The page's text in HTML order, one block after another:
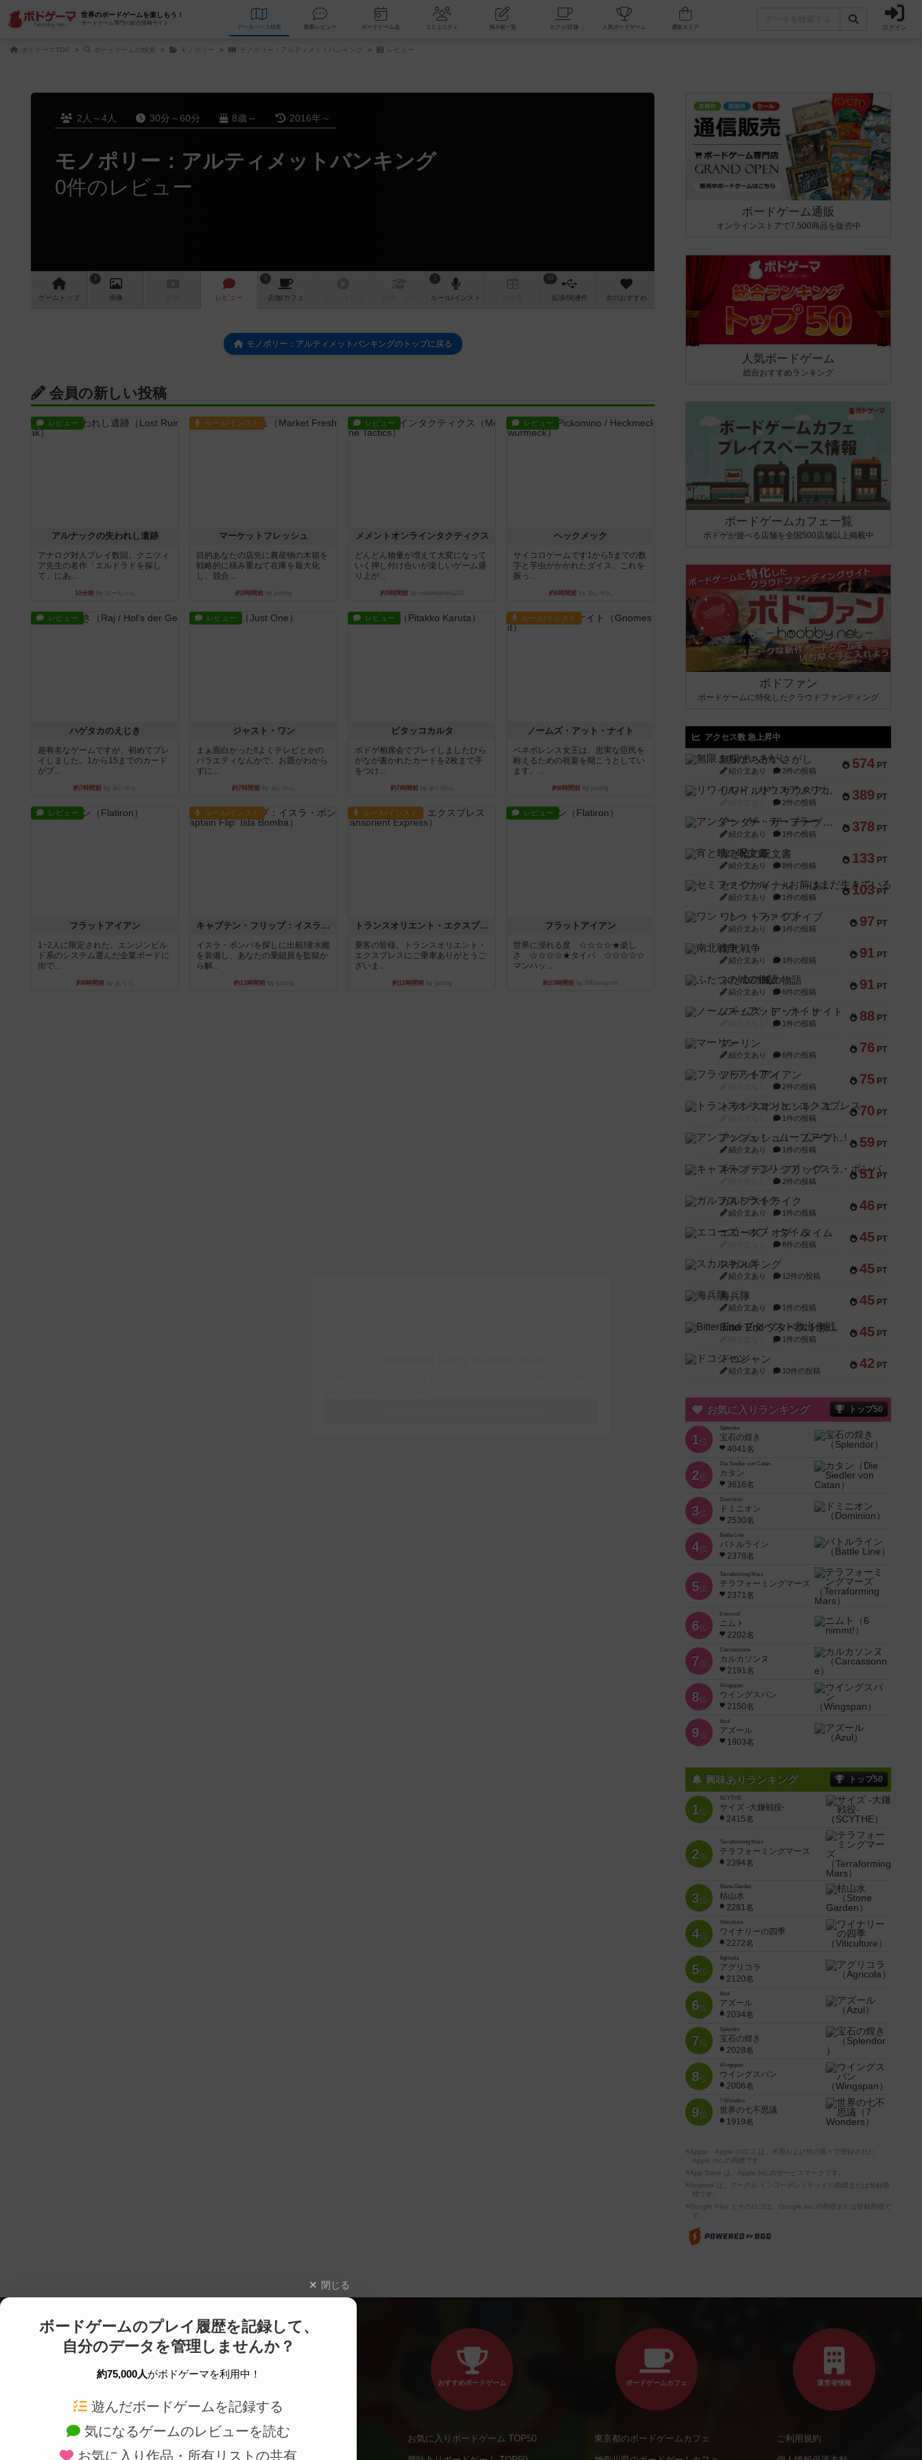
世界のボードゲームを楽しもう！
ボードゲーム専門の総合情報サイト
データベース 検索 新着レビュー ボードゲーム会 コミュニティ 掲示板一覧 カフェ/店舗 人気ボードゲーム ログイン
ボドゲーマTOP ボードゲームの検索 モノポリー モノポリー：アルティメットバンキング レビュー
2人～4人 30分～60分 8歳～ 2016年～
モノポリー：アルティメットバンキング
0件のレビュー
ゲーム トップ
1
画像 レビュー
3
店舗/カフェ
1
ルール/インスト
63
拡張/関連作 次のおすすめ
モノポリー：アルティメットバンキングのトップに戻る
会員の新しい投稿
レビュー
アルナックの失われし遺跡
アナログ対人プレイ数回。クニツィ
ア先生の名作「エルドラドを探し
て」にあ...
10分前by おーちゃん
ルール/インスト
マーケットフレッシュ
目的あなたの店先に農産物の木箱を
戦略的に積み重ねて在庫を最大化
し、競合...
約5時間前 by jurong
レビュー
メメントオンラインタクティクス
どんどん物量が増えて大変になって
いく押し付け合いが楽しいゲーム盛
り上が...
約5時間前by nekomanma222
レビュー
ヘックメック
サイコロゲームです1から5までの数
字と芋虫がかかれたダイス。これを
振っ...
約6時間前by みいやん
レビュー
ハゲタカのえじき
超有名なゲームですが、初めてプレ
イしました。1から15までのカード
がプ...
約7時間前by みいやん
レビュー
ジャスト・ワン
まぁ面白かった‼️よくテレビとかの
バラエティなんかで、お題がわから
ずに...
約7時間前by みいやん
レビュー
ピタッコカルタ
ボドゲ相席会でプレイしましたひら
がなが書かれたカードを2枚まで手
をつけ...
約7時間前by みいやん
ルール/インスト
ノームズ・アット・ナイト
ベネボレンス女王は、忠実な臣民を
称えるための祝宴を開こうとしてい
ます。...
約8時間前 by jurong
レビュー
フラットアイアン
1~2人に限定された、エンジンビル
ド系のシステム選んだ企業ボードに
街で...
約8時間前 by あくり
ルール/インスト
キャプテン・フリップ：イスラ・ボンバ
イスラ・ボンバを探しに出航!潜水艦
を装備し、あなたの乗組員を監獄か
ら解...
約11時間前by jurong
ルール/インスト
トランスオリエント・エクスプレス
乗客の皆様、トランスオリエント・
エクスプレスにご乗車ありがとうご
ざいま...
約12時間前by jurong
レビュー
フラットアイアン
世界に浸れる度 ☆☆☆☆★楽し
さ ☆☆☆☆★タイパ ☆☆☆☆☆
マンハッ...
約13時間前 by DKnewyork
ボードゲーム通販
オンラインストアで7,500商品を販売中
人気ボードゲーム
総合おすすめランキング
ボードゲームカフェ一覧
ボドゲが遊べる店舗を全国500店舗以上掲載中
ボドファン
ボードゲームに特化したクラウドファンディング
アクセス数 急上昇中
574 PT
無限まちがいさがし
紹介文あり 2件の投稿
389 PT
リワイルド：サウスアメリカ
2件の投稿
378 PT
アンダー・ザ・テーブラー
紹介文あり 1件の投稿
133 PT
宵と暁の呪文書
紹介文あり 8件の投稿
103 PT
セミファイナル ～お前はまだ生きている～
紹介文あり 1件の投稿
97 PT
ワン・トゥ・ファイブ
紹介文あり 1件の投稿
91 PT
南北戦争
紹介文あり 1件の投稿
91 PT
ふたつの城の物語
紹介文あり 6件の投稿
88 PT
ノームズ・アット・ナイト
1件の投稿
76 PT
マーリン
紹介文あり 6件の投稿
75 PT
フラットアイアン
2件の投稿
70 PT
トランスオリエント・エクスプレス
1件の投稿
59 PT
アンブッシュ！：ムーブアウト！
紹介文あり 1件の投稿
51 PT
キャプテン・フリップ：イスラ・ボンバ
2件の投稿
46 PT
ガルフストライク
紹介文あり 1件の投稿
45 PT
エコーズ・オブ・タイム
8件の投稿
45 PT
スカルキング
紹介文あり 12件の投稿
45 PT
海兵隊
紹介文あり 1件の投稿
45 PT
Bitter End ブタペスト救出作戦
1件の投稿
42 PT
ドコジャン
紹介文あり 10件の投稿
お気に入りランキング トップ50
1位
Splendor
宝石の煌き
4041名
2位
Die Siedler von Catan
カタン
3616名
3位
Dominion
ドミニオン
2530名
4位
Battle Line
バトルライン
2378名
5位
Terraforming Mars
テラフォーミングマーズ
2371名
6位
6 nimmt!
ニムト
2202名
7位
Carcassonne
カルカソンヌ
2191名
8位
Wingspan
ウイングスパン
2150名
9位
Azul
アズール
1903名
興味ありランキング トップ50
1位
SCYTHE
サイズ -大鎌戦役-
2415名
2位
Terraforming Mars
テラフォーミングマーズ
2394名
3位
Stone Garden
枯山水
2281名
4位
Viticulture
ワイナリーの四季
2272名
5位
Agricola
アグリコラ
2120名
6位
Azul
アズール
2034名
7位
Splendor
宝石の煌き
2028名
8位
Wingspan
ウイングスパン
2006名
9位
7 Wonders
世界の七不思議
1919名
※Apple、Apple のロゴ は、米国および他の国々で登録された
Apple Inc.の商標です。
※App Store は、Apple Inc.のサービスマークです。
※Android は、グーグル インコーポレイテッドの商標または登録商
標です。
※Google Play とそのロゴは、Google Inc.の商標または登録商標で
閉じる
ボードゲームのプレイ履歴を記録して、
自分のデータを管理しませんか？
約75,000人がボドゲーマを利用中！
遊んだボードゲームを記録する
気になるゲームのレビューを読む
お気に入り作品・所有リストの共有
ボードゲームを検索する 新作・再入荷情報
おすすめボードゲーム
お気に入りボードゲーム TOP50
ボードゲームカフェ
東京都のボードゲームカフェ
運営者情報
ご利用規約